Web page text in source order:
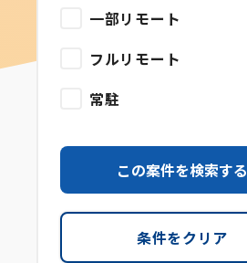
一部リモート
フルリモート
常駐
この案件を検索する
条件をクリア